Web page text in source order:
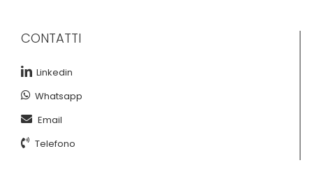
CONTATTI
Linkedin
Whatsapp
Email
Telefono